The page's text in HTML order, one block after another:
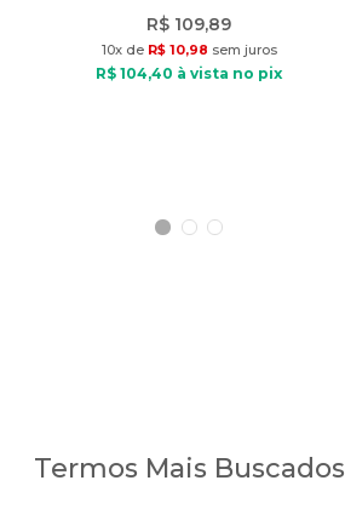
R$ 109,89
10x de R$ 10,98 sem juros
R$ 104,40 à vista no pix
Termos Mais Buscados